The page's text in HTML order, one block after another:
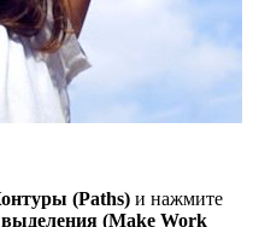
(Paths) и нажмите
выделения (Make Work